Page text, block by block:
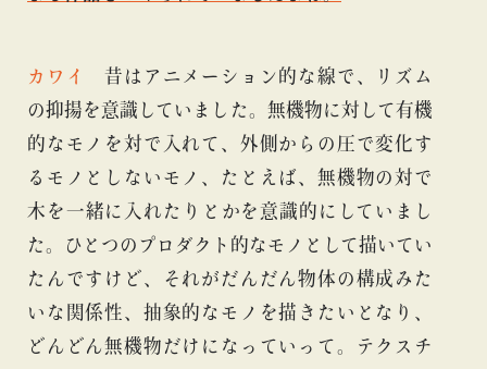
カワイ
昔はアニメーション的な線で、リズム
の抑揚を意識していました。無機物に対して有機
的なモノを対で入れて、外側からの圧で変化す
るモノとしないモノ、たとえば、無機物の対で
木を一緒に入れたりとかを意識的にしていまし
た。ひとつのプロダクト的なモノとして描いてい
たんですけど、それがだんだん物体の構成みた
いな関係性、抽象的なモノを描きたいとなり、
どんどん無機物だけになっていって。テクスチ